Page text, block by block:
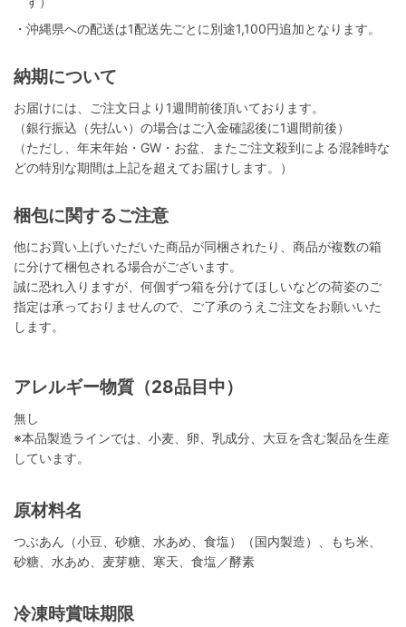
・沖縄県への配送は1配送先ごとに別途1,100円追加となります。
納期について
お届けには、ご注文日より1週間前後頂いております。
（銀行振込（先払い）の場合はご入金確認後に1週間前後）
（ただし、年末年始・GW・お盆、またご注文殺到による混雑時な
どの特別な期間は上記を超えてお届けします。）
梱包に関するご注意
他にお買い上げいただいた商品が同梱されたり、商品が複数の箱
に分けて梱包される場合がございます。
誠に恐れ入りますが、何個ずつ箱を分けてほしいなどの荷姿のご
指定は承っておりませんので、ご了承のうえご注文をお願いいた
します。
アレルギー物質（28品目中）
無し
※本品製造ラインでは、小麦、卵、乳成分、大豆を含む製品を生産
しています。
原材料名
つぶあん（小豆、砂糖、水あめ、食塩）（国内製造）、もち米、
砂糖、水あめ、麦芽糖、寒天、食塩／酵素
冷凍時賞味期限